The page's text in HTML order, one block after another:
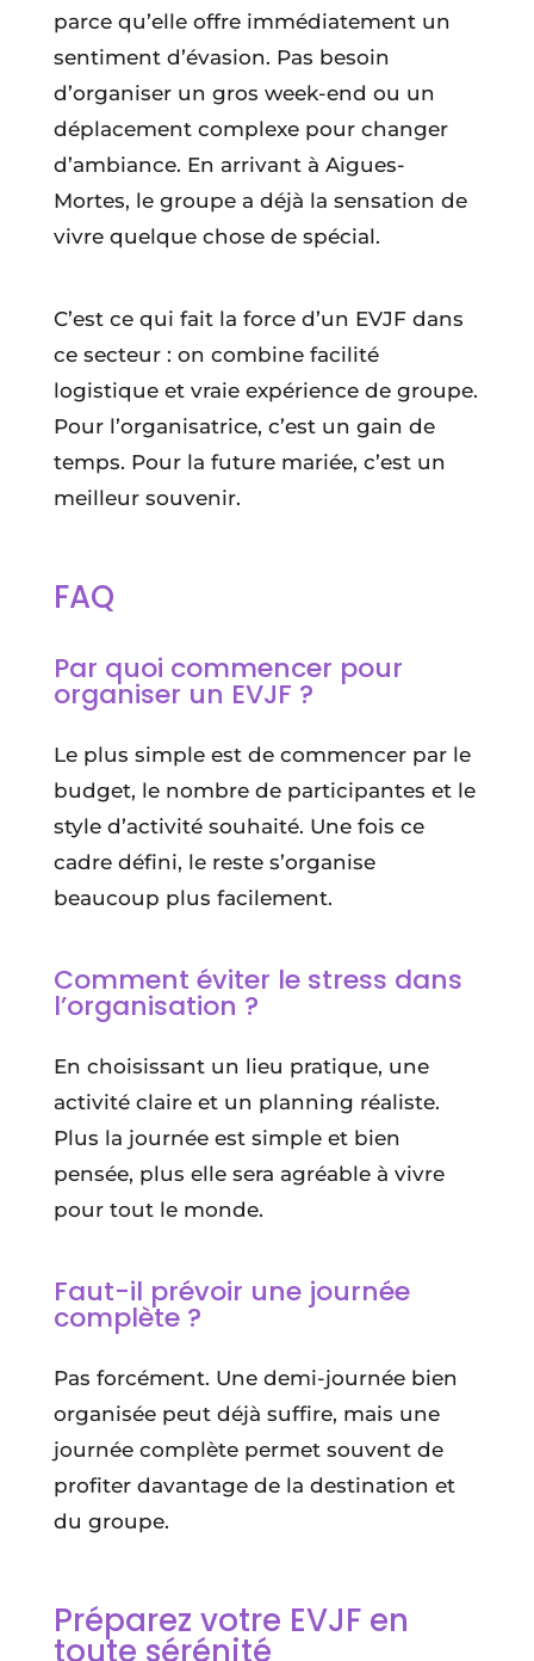
parce qu’elle offre immédiatement un
sentiment d’évasion. Pas besoin
d’organiser un gros week-end ou un
déplacement complexe pour changer
d’ambiance. En arrivant à Aigues-
Mortes, le groupe a déjà la sensation de
vivre quelque chose de spécial.
C’est ce qui fait la force d’un EVJF dans
ce secteur : on combine facilité
logistique et vraie expérience de groupe.
Pour l’organisatrice, c’est un gain de
temps. Pour la future mariée, c’est un
meilleur souvenir.
FAQ
Par quoi commencer pour
organiser un EVJF ?
Le plus simple est de commencer par le
budget, le nombre de participantes et le
style d’activité souhaité. Une fois ce
cadre défini, le reste s’organise
beaucoup plus facilement.
Comment éviter le stress dans
l’organisation ?
En choisissant un lieu pratique, une
activité claire et un planning réaliste.
Plus la journée est simple et bien
pensée, plus elle sera agréable à vivre
pour tout le monde.
Faut-il prévoir une journée
complète ?
Pas forcément. Une demi-journée bien
organisée peut déjà suffire, mais une
journée complète permet souvent de
profiter davantage de la destination et
du groupe.
Préparez votre EVJF en
toute sérénité